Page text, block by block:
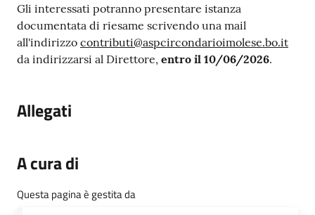
Gli interessati potranno presentare istanza
documentata di riesame scrivendo una mail
all'indirizzo contributi@aspcircondarioimolese.bo.it
da indirizzarsi al Direttore, entro il 10/06/2026.
Allegati
A cura di
Questa pagina è gestita da